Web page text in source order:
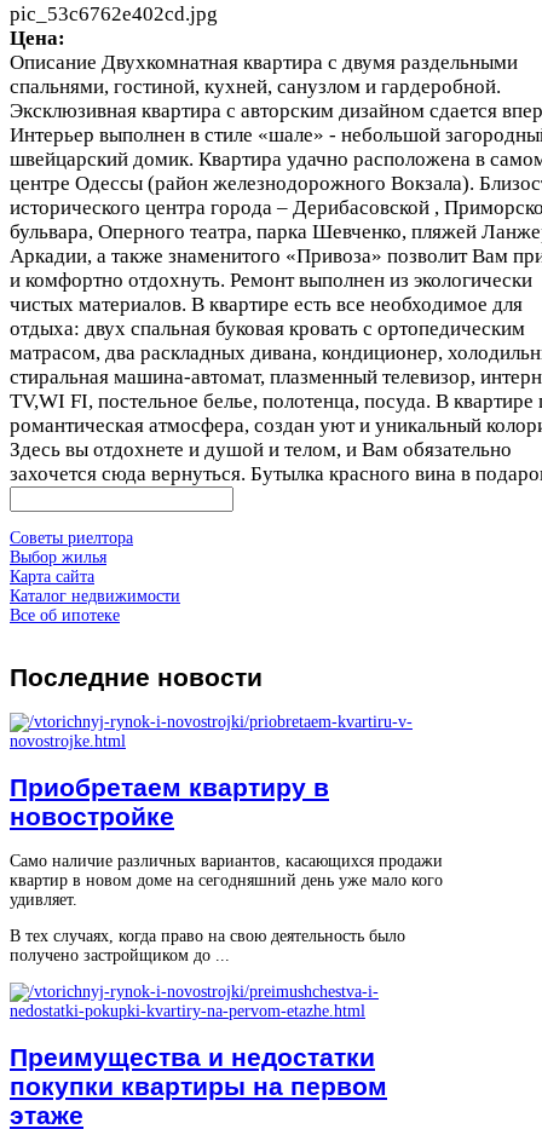
pic_53c6762e402cd.jpg
Цена:
Описание Двухкомнатная квартира с двумя раздельными
спальнями, гостиной, кухней, санузлом и гардеробной.
Эксклюзивная квартира с авторским дизайном сдается
Интерьер выполнен в стиле «шале» - небольшой
швейцарский домик. Квартира удачно расположена в
центре Одессы (район железнодорожного Вокзала).
исторического центра города – Дерибасовской ,
бульвара, Оперного театра, парка Шевченко, пляжей
Аркадии, а также знаменитого «Привоза» позволит Вам
и комфортно отдохнуть. Ремонт выполнен из экологически
чистых материалов. В квартире есть все необходимое для
отдыха: двух спальная буковая кровать с ортопедическим
матрасом, два раскладных дивана, кондиционер,
стиральная машина-автомат, плазменный телевизор,
TV,WI FI, постельное белье, полотенца, посуда. В квартире
романтическая атмосфера, создан уют и уникальный
Здесь вы отдохнете и душой и телом, и Вам обязательно
захочется сюда вернуться. Бутылка красного вина в
Советы риелтора
Выбор жилья
Карта сайта
Каталог недвижимости
Все об ипотеке
Последние новости
Приобретаем квартиру в
новостройке
Само наличие различных вариантов, касающихся продажи
квартир в новом доме на сегодняшний день уже мало кого
удивляет.
В тех случаях, когда право на свою деятельность было
получено застройщиком до ...
Преимущества и недостатки
покупки квартиры на первом
этаже